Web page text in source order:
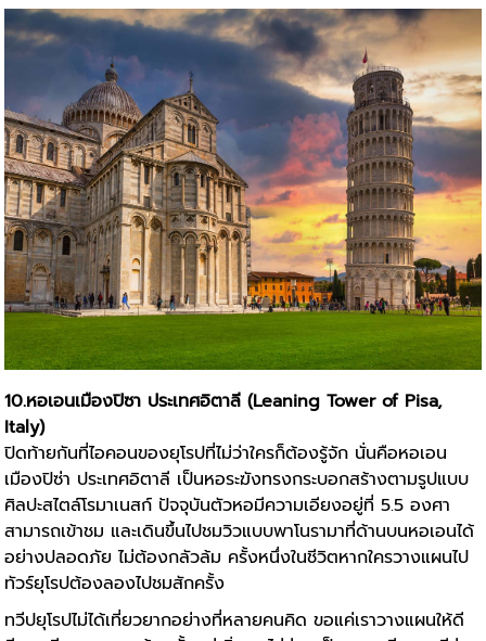
10.หอเอนเมืองปิซา ประเทศอิตาลี (Leaning Tower of Pisa,
Italy)
ปิดท้ายกันที่ไอคอนของยุโรปที่ไม่ว่าใครก็ต้องรู้จัก นั่นคือหอเอน
เมืองปิซ่า ประเทศอิตาลี เป็นหอระฆังทรงกระบอกสร้างตามรูปแบบ
ศิลปะสไตล์โรมาเนสก์ ปัจจุบันตัวหอมีความเอียงอยู่ที่ 5.5 องศา
สามารถเข้าชม และเดินขึ้นไปชมวิวแบบพาโนรามาที่ด้านบนหอเอนได้
อย่างปลอดภัย ไม่ต้องกลัวล้ม ครั้งหนึ่งในชีวิตหากใครวางแผนไป
ทัวร์ยุโรปต้องลองไปชมสักครั้ง
ทวีปยุโรปไม่ได้เที่ยวยากอย่างที่หลายคนคิด ขอแค่เราวางแผนให้ดี